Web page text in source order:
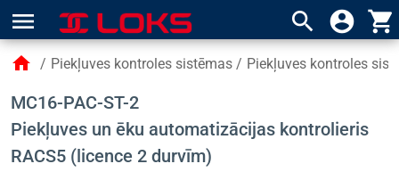
menu search account_circle shopping_cart
home / Piekļuves kontroles sistēmas / Piekļuves kontroles
MC16-PAC-ST-2
Piekļuves un ēku automatizācijas kontrolieris
RACS5 (licence 2 durvīm)